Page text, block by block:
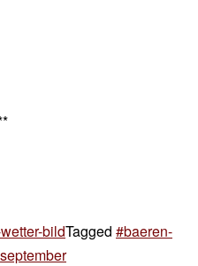
bildTagged #baeren-
september